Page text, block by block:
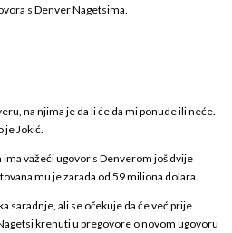
s Denver Nagetsima.
na njima je da li će da mi ponude ili neće.
je Jokić.
ima važeći ugovor s Denverom još dvije
mu je zarada od 59 miliona dolara.
saradnje, ali se očekuje da će već prije
krenuti u pregovore o novom ugovoru